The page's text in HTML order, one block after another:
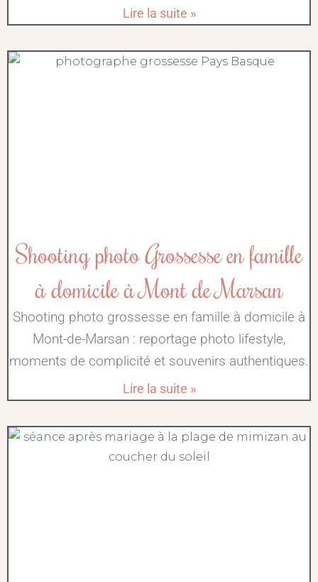
Lire la suite »
Shooting photo Grossesse en famille
à domicile à Mont de Marsan
Shooting photo grossesse en famille à domicile à
Mont-de-Marsan : reportage photo lifestyle,
moments de complicité et souvenirs authentiques.
Lire la suite »